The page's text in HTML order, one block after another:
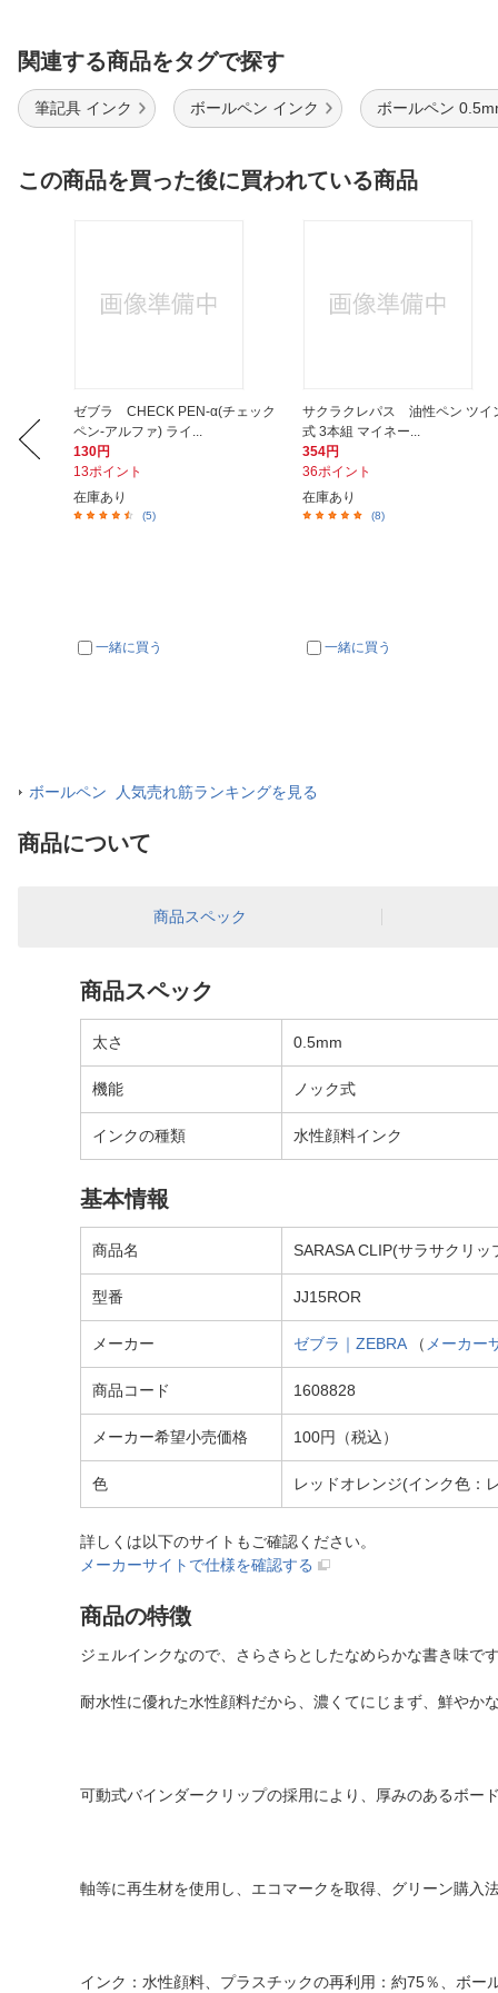
関連する商品をタグで探す
筆記具 インク ボールペン インク ボールペン
この商品を買った後に買われている商品
ゼブラ CHECK PEN-α(チェック
ペン-アルファ) ライ...
130円
13ポイント
在庫あり
(5)
一緒に買う
サクラクレパス 油性ペン ツイ
式 3本組 マイネー...
354円
36ポイント
在庫あり
(8)
一緒に買う
ボールペン 人気売れ筋ランキングを見る
商品について
商品スペック
商品スペック
太さ 0.5mm
機能 ノック式
インクの種類 水性顔料インク
基本情報
商品名 SARASA CLIP(サラサクリ
型番 JJ15ROR
メーカー ゼブラ｜ZEBRA（ メーカー
商品コード 1608828
メーカー希望小売価格 100円（税込）
色 レッドオレンジ(インク色：
詳しくは以下のサイトもご確認ください。
メーカーサイトで仕様を確認する
商品の特徴
ジェルインクなので、さらさらとしたなめらかな書き味で
耐水性に優れた水性顔料だから、濃くてにじまず、鮮やか
可動式バインダークリップの採用により、厚みのあるボー
軸等に再生材を使用し、エコマークを取得、グリーン購入
インク：水性顔料、プラスチックの再利用：約75％、ボー